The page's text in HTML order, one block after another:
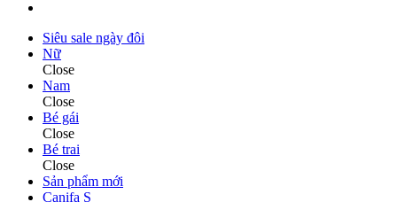
Siêu sale ngày đôi
Nữ
Close
Nam
Close
Bé gái
Close
Bé trai
Close
Sản phẩm mới
Canifa S